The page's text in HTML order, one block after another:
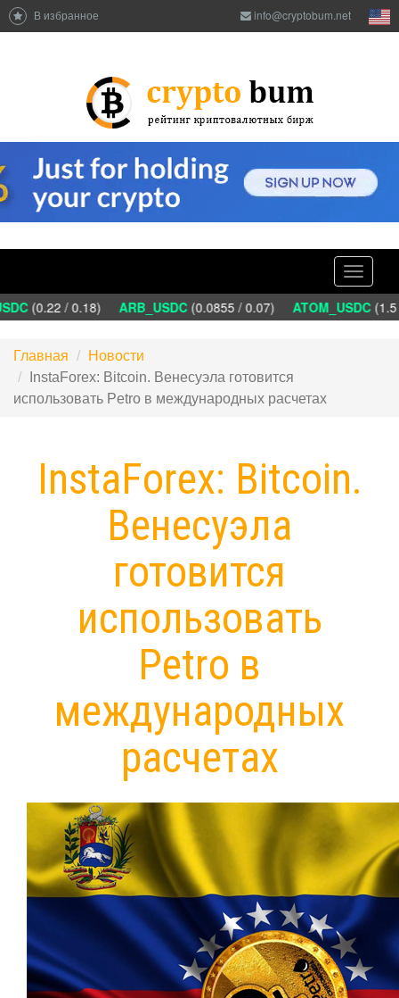
В избранное info@cryptobum.net
Toggle
(0.22 / 0.18) ARB_USDC(0.0855 / 0.07) ATOM_USDC(1.5
Главная
Новости
InstaForex: Bitcoin. Венесуэла готовится
использовать Petro в международных расчетах
InstaForex: Bitcoin.
Венесуэла
готовится
использовать
Petro в
международных
расчетах